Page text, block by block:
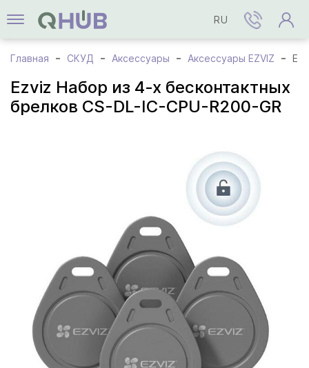
RU
Главная СКУД Аксессуары Аксессуары EZVIZ
Ezviz Набор из 4-х бесконтактных
брелков CS-DL-IC-CPU-R200-GR